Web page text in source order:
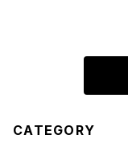
CATEGORY